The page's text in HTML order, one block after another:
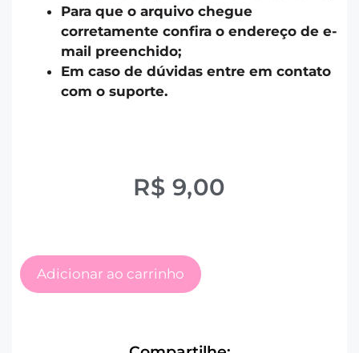
Para que o arquivo chegue
corretamente confira o endereço de e-
mail preenchido;
Em caso de dúvidas entre em contato
com o suporte.
R$ 9,00
Adicionar ao carrinho